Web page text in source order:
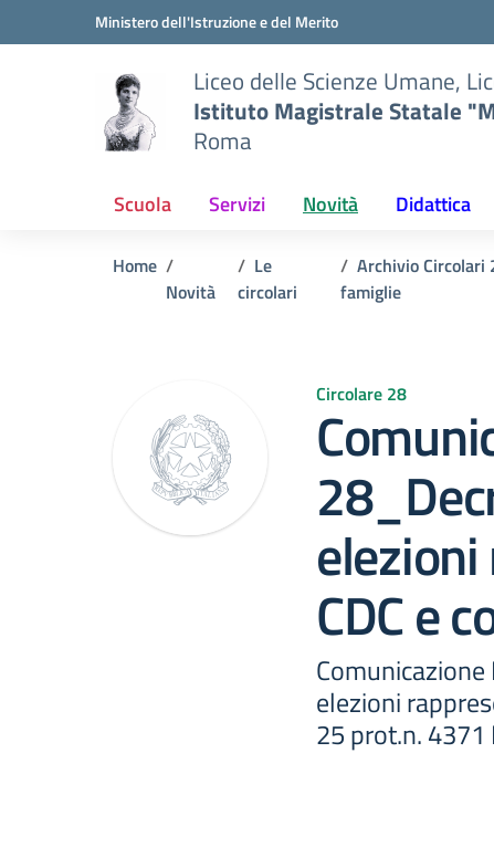
Vai ai contenuti
Vai al menu di navigazioneMinistero dell'Istruzione e del Merito
Liceo delle Scienze Umane,
Istituto Magistrale Statale
Roma
Scuola Servizi Novità Didattica
Home
Novità
Le
circolari
Archivio
famiglie
Circolare 28
CDC e
elezioni
25 prot.n.